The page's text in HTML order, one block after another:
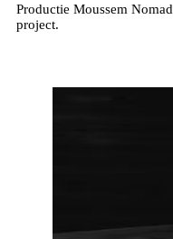
Productie Moussem
project.